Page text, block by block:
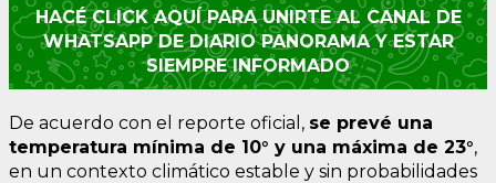
HACÉ CLICK AQUÍ PARA UNIRTE AL CANAL DE
WHATSAPP DE DIARIO PANORAMA Y ESTAR
SIEMPRE INFORMADO
De acuerdo con el reporte oficial, se prevé una
temperatura mínima de 10° y una máxima de 23°,
en un contexto climático estable y sin probabilidades